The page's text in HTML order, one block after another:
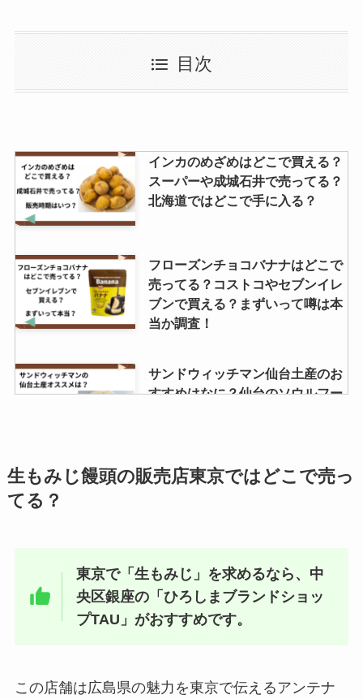
になるほど評判？値段はいくら？
堅パン どこで買える？ドンキでの
取扱いは？
クチナシの実はスーパーで売って
る？イオンやダイソーで購入可
能？代用品は？
売ってる？東京ではどこで買え
る？
ってる？定価はいくら？
ウイスキー 響はどこで買える？生
産中止？定価で購入する方法はあ
る？
業務スーパーで売ってる？代用品
目次
インカのめざめはどこで買える？
スーパーや成城石井で売ってる？
北海道ではどこで手に入る？
フローズンチョコバナナはどこで
売ってる？コストコやセブンイレ
ブンで買える？まずいって噂は本
当か調査！
サンドウィッチマン仙台土産のお
すすめはなに？仙台のソウルフー
湯田ヨーグルトはシャトレーゼで
カンロ健康のど飴は販売終了？種
類はなにがある？気になる効果
は？
おにぎり丸 販売中止の理由は？
生もみじ饅頭の販売店東京ではどこで売っ
てる？
東京で「生もみじ」を求めるなら、中
央区銀座の「ひろしまブランドショッ
プTAU」がおすすめです。
この店舗は広島県の魅力を東京で伝えるアンテナ